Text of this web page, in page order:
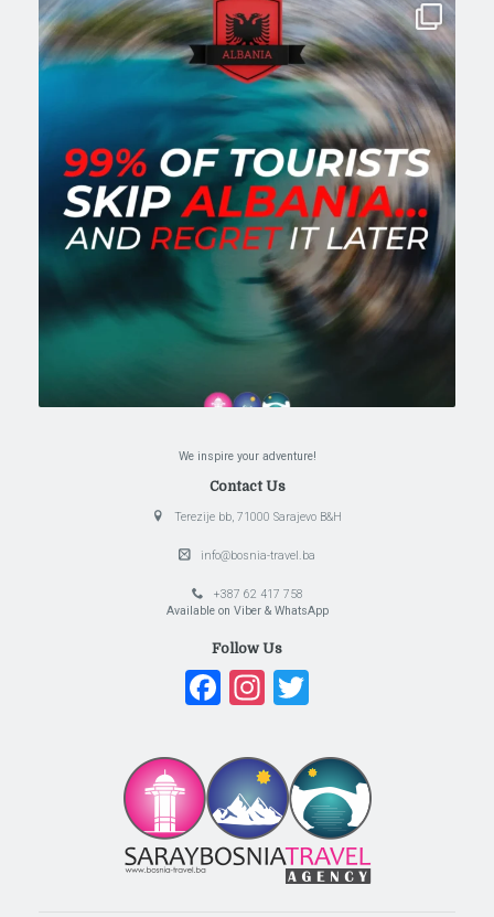
We inspire your adventure!
Contact Us
Terezije bb, 71000 Sarajevo B&H
info@bosnia-travel.ba
+387 62 417 758
Available on Viber & WhatsApp
Follow Us
Facebook
Instagram